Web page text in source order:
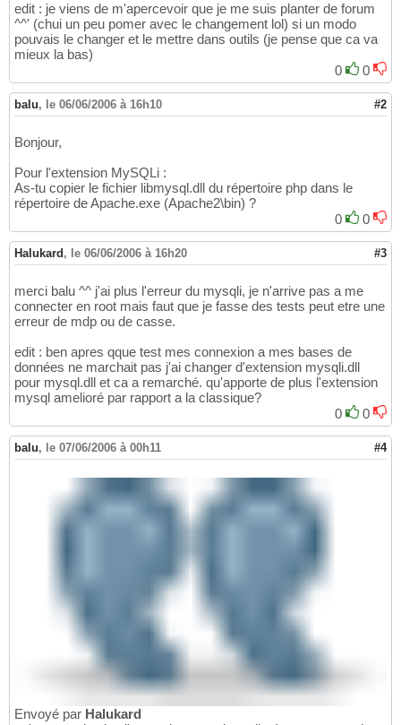
edit : je viens de m'apercevoir que je me suis planter de forum
^^' (chui un peu pomer avec le changement lol) si un modo
pouvais le changer et le mettre dans outils (je pense que ca va
mieux la bas)
0
0
balu, le 06/06/2006 à 16h10 #2
Bonjour,
Pour l'extension MySQLi :
As-tu copier le fichier libmysql.dll du répertoire php dans le
répertoire de Apache.exe (Apache2\bin) ?
0
0
Halukard , le 06/06/2006 à 16h20 #3
merci balu ^^ j'ai plus l'erreur du mysqli, je n'arrive pas a me
connecter en root mais faut que je fasse des tests peut etre une
erreur de mdp ou de casse.
edit : ben apres qque test mes connexion a mes bases de
données ne marchait pas j'ai changer d'extension mysqli.dll
pour mysql.dll et ca a remarché. qu'apporte de plus l'extension
mysql amelioré par rapport a la classique?
0
0
balu, le 07/06/2006 à 00h11 #4
Envoyé par Halukard